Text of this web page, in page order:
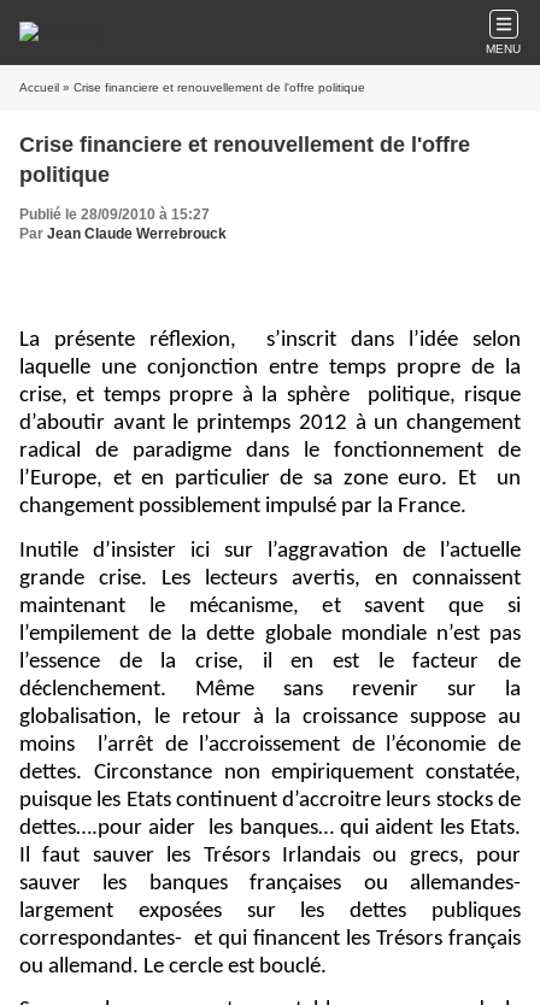
MENU
Accueil » Crise financiere et renouvellement de l'offre politique
Crise financiere et renouvellement de l'offre
politique
Publié le 28/09/2010 à 15:27
Par Jean Claude Werrebrouck
La présente réflexion,
s’inscrit dans l’idée selon
laquelle une conjonction entre temps propre de la
crise, et temps propre à la sphère
politique, risque
d’aboutir avant le printemps 2012 à un changement
radical de paradigme dans le fonctionnement de
l’Europe, et en particulier de sa zone euro. Et
un
changement possiblement impulsé par la France.
Inutile d’insister ici sur l’aggravation de l’actuelle
grande crise. Les lecteurs avertis, en connaissent
maintenant le mécanisme, et savent que si
l’empilement de la dette globale mondiale n’est pas
l’essence de la crise, il en est le facteur de
déclenchement. Même sans revenir sur la
globalisation, le retour à la croissance suppose au
moins
l’arrêt de l’accroissement de l’économie de
dettes. Circonstance non empiriquement constatée,
puisque les Etats continuent d’accroitre leurs stocks de
dettes….pour aider
les banques… qui aident les Etats.
Il faut sauver les Trésors Irlandais ou grecs, pour
sauver les banques françaises ou allemandes-
largement exposées sur les dettes publiques
correspondantes- et qui financent les Trésors français
ou allemand. Le cercle est bouclé.